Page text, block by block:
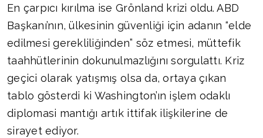
En çarpıcı kırılma ise Grönland krizi oldu. ABD
Başkanı’nın, ülkesinin güvenliği için adanın “elde
edilmesi gerekliliğinden” söz etmesi, müttefik
taahhütlerinin dokunulmazlığını sorgulattı. Kriz
geçici olarak yatışmış olsa da, ortaya çıkan
tablo gösterdi ki Washington’ın işlem odaklı
diplomasi mantığı artık ittifak ilişkilerine de
sirayet ediyor.